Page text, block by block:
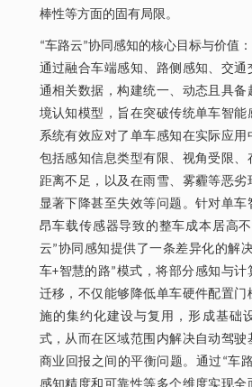
棒性等方面的固有局限。
“车路云”协同感知的核心目标与价值
通过融合车端感知、路侧感知、交通
通相关数据，构建统一、动态且具备
境认知模型，旨在突破传统单车智能
系统有效应对了单车感知在实际应用
包括感知信息类型有限、视角受限、
距离不足，以及在雨雪、雾霾等恶劣
显著下降甚至失效等问题。针对单车
昂车载传感器导致的整车成本居高
云”协同感知提供了一条差异化的解
车+智慧的路”模式，将部分感知与
迁移，不仅能够降低单车硬件配置门
施的集约化建设与复用，形成基础
式，从而在区域范围内解决自动驾驶
商业回报之间的平衡问题。通过“车